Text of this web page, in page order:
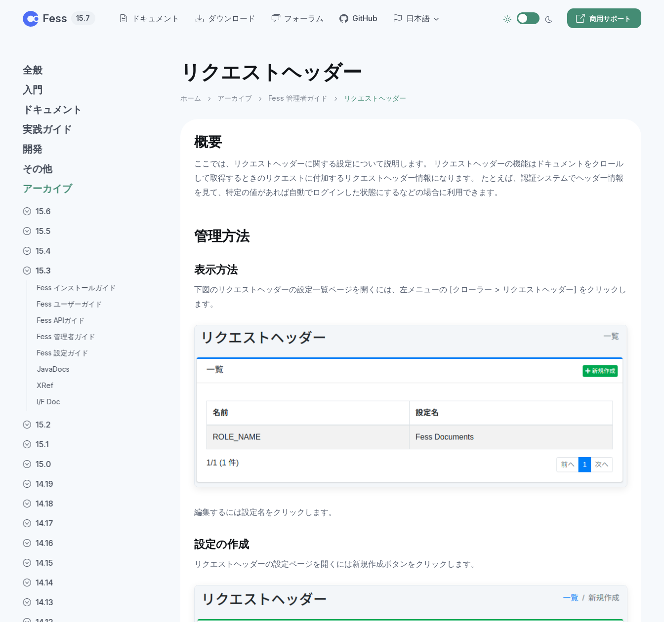
Fess 15.7 ドキュメント ダウンロード フォーラム GitHub 日本語 商用サポート
全般
入門
ドキュメント
実践ガイド
開発
その他
アーカイブ
15.6
15.5
15.4
15.3
Fess インストールガイド
Fess ユーザーガイド
Fess APIガイド
Fess 管理者ガイド
Fess 設定ガイド
JavaDocs
XRef
I/F Doc
15.2
15.1
15.0
14.19
14.18
14.17
14.16
14.15
14.14
14.13
リクエストヘッダー
ホーム アーカイブ Fess 管理者ガイド リクエストヘッダー
概要
ここでは、リクエストヘッダーに関する設定について説明します。 リクエストヘッダーの機能はドキュメントをクロール
して取得するときのリクエストに付加するリクエストヘッダー情報になります。 たとえば、認証システムでヘッダー情報
を見て、特定の値があれば自動でログインした状態にするなどの場合に利用できます。
管理方法
表示方法
下図のリクエストヘッダーの設定一覧ページを開くには、左メニューの [クローラー > リクエストヘッダー] をクリックし
ます。
編集するには設定名をクリックします。
設定の作成
リクエストヘッダーの設定ページを開くには新規作成ボタンをクリックします。